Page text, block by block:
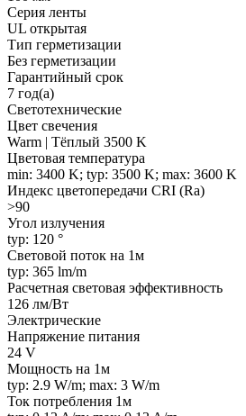
Серия ленты
UL открытая
Тип герметизации
Без герметизации
Гарантийный срок
7 год(а)
Светотехнические
Цвет свечения
Warm | Тёплый 3500 K
Цветовая температура
min: 3400 K; typ: 3500 K; max: 3600 K
Индекс цветопередачи CRI (Ra)
>90
Угол излучения
typ: 120 °
Световой поток на 1м
typ: 365 lm/m
Расчетная световая эффективность
126 лм/Вт
Электрические
Напряжение питания
24 V
Мощность на 1м
typ: 2.9 W/m; max: 3 W/m
Ток потребления 1м